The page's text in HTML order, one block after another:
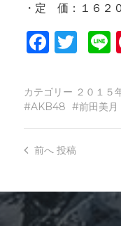
・定 価：１６２
カテゴリー ２０１５
AKB48
前田美月
前へ投稿